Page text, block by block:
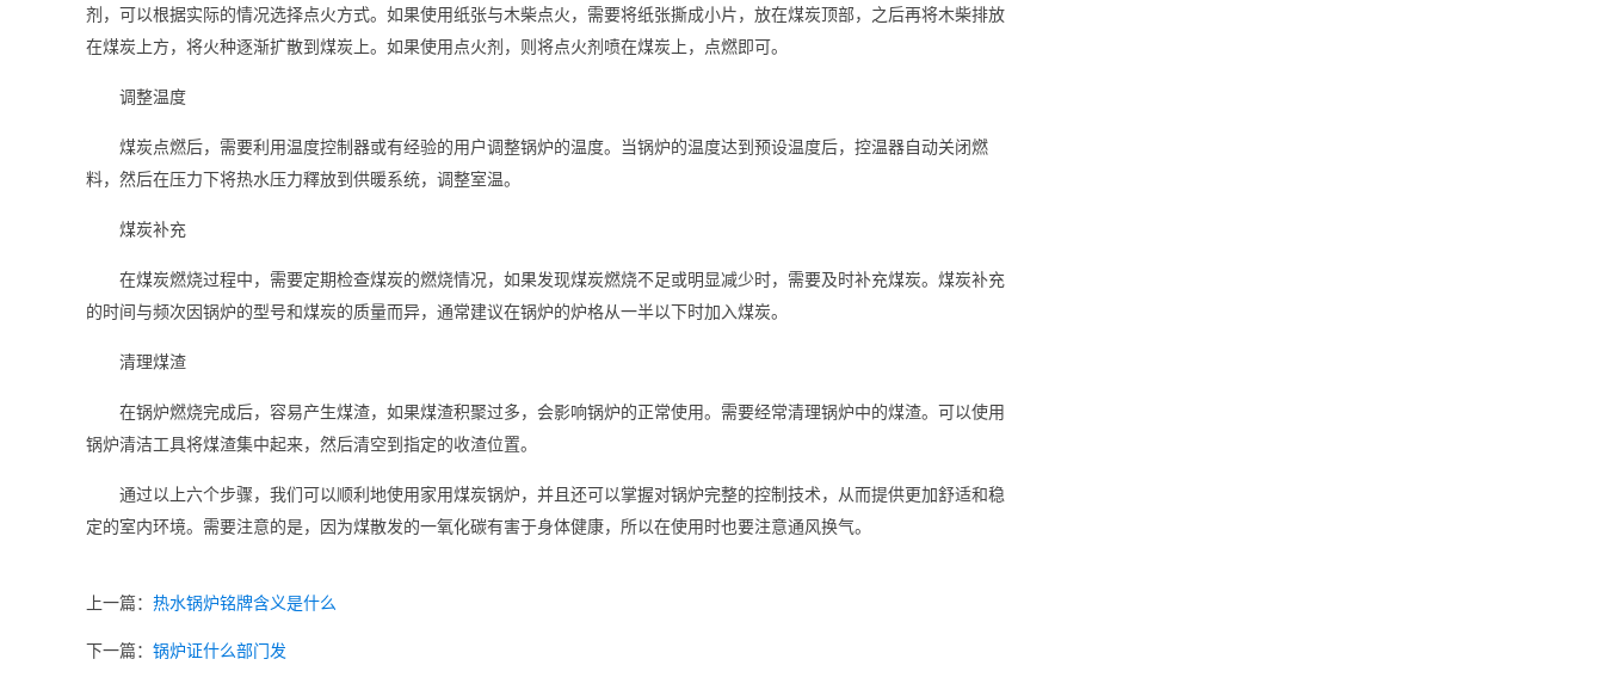
剂，可以根据实际的情况选择点火方式。如果使用纸张与木柴点火，需要将纸张撕成小片，放在煤炭顶部，之后再将木柴排放
在煤炭上方，将火种逐渐扩散到煤炭上。如果使用点火剂，则将点火剂喷在煤炭上，点燃即可。
调整温度
煤炭点燃后，需要利用温度控制器或有经验的用户调整锅炉的温度。当锅炉的温度达到预设温度后，控温器自动关闭燃
料，然后在压力下将热水压力釋放到供暖系统，调整室温。
煤炭补充
在煤炭燃烧过程中，需要定期检查煤炭的燃烧情况，如果发现煤炭燃烧不足或明显减少时，需要及时补充煤炭。煤炭补充
的时间与频次因锅炉的型号和煤炭的质量而异，通常建议在锅炉的炉格从一半以下时加入煤炭。
清理煤渣
在锅炉燃烧完成后，容易产生煤渣，如果煤渣积聚过多，会影响锅炉的正常使用。需要经常清理锅炉中的煤渣。可以使用
锅炉清洁工具将煤渣集中起来，然后清空到指定的收渣位置。
通过以上六个步骤，我们可以顺利地使用家用煤炭锅炉，并且还可以掌握对锅炉完整的控制技术，从而提供更加舒适和稳
定的室内环境。需要注意的是，因为煤散发的一氧化碳有害于身体健康，所以在使用时也要注意通风换气。
上一篇： 热水锅炉铭牌含义是什么
下一篇： 锅炉证什么部门发